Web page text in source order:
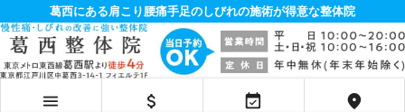
葛西にある肩こり腰痛手足のしびれの施術が得意な整体院
menu attach_money event_available location_on